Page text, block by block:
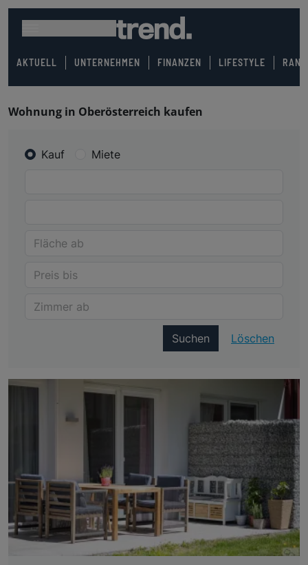
AKTUELL UNTERNEHMEN FINANZEN LIFESTYLE
Wohnung in Oberösterreich kaufen
Kauf Miete
Suchen Löschen